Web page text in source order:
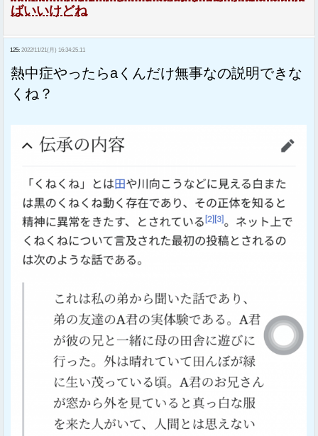
ばいいけどね
125: 2022/11/21(月) 16:34:25.11
熱中症やったらaくんだけ無事なの説明できな
くね？